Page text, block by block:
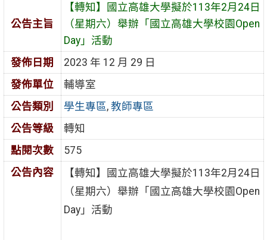
公告主旨
【轉知】國立高雄大學擬於113年2月24日
（星期六）舉辦「國立高雄大學校園Open
Day」活動
發佈日期
2023 年 12 月 29 日
發佈單位
輔導室
公告類別
學生專區, 教師專區
公告等級
轉知
點閱次數
575
公告內容
【轉知】國立高雄大學擬於113年2月24日
（星期六）舉辦「國立高雄大學校園Open
Day」活動